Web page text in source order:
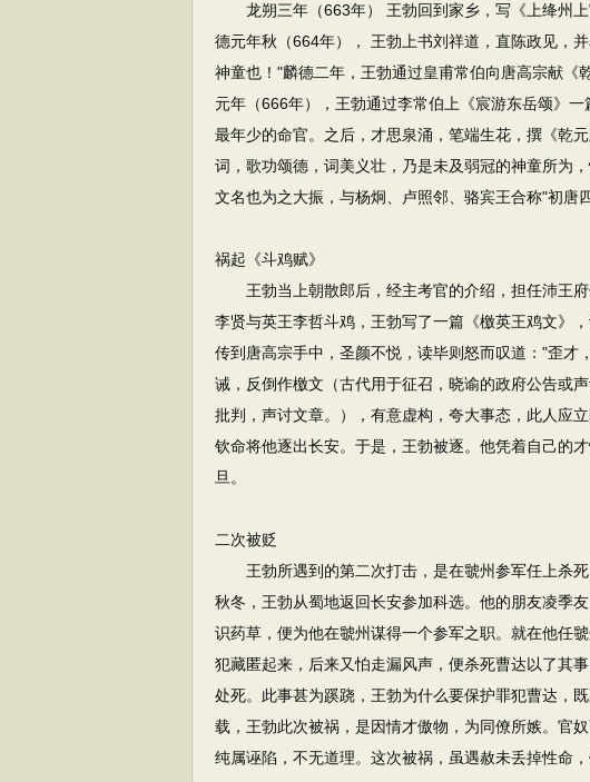
龙朔三年（663年） 王勃回到家乡，写《上绛州上
德元年秋（664年）， 王勃上书刘祥道，直陈政见，
神童也！"麟德二年，王勃通过皇甫常伯向唐高宗献《
元年（666年），王勃通过李常伯上《宸游东岳颂》
最年少的命官。之后，才思泉涌，笔端生花，撰《乾
词，歌功颂德，词美义壮，乃是未及弱冠的神童所为
文名也为之大振，与杨炯、卢照邻、骆宾王合称"初唐
祸起《斗鸡赋》
王勃当上朝散郎后，经主考官的介绍，担任沛王府
李贤与英王李哲斗鸡，王勃写了一篇《檄英王鸡文》
传到唐高宗手中，圣颜不悦，读毕则怒而叹道："歪才
诫，反倒作檄文（古代用于征召，晓谕的政府公告或
批判，声讨文章。），有意虚构，夸大事态，此人应
钦命将他逐出长安。于是，王勃被逐。他凭着自己的
旦。
二次被贬
王勃所遇到的第二次打击，是在虢州参军任上杀死
秋冬，王勃从蜀地返回长安参加科选。他的朋友凌季
识药草，便为他在虢州谋得一个参军之职。就在他任
犯藏匿起来，后来又怕走漏风声，便杀死曹达以了其
处死。此事甚为蹊跷，王勃为什么要保护罪犯曹达，
载，王勃此次被祸，是因情才傲物，为同僚所嫉。官
纯属诬陷，不无道理。这次被祸，虽遇赦未丢掉性命，